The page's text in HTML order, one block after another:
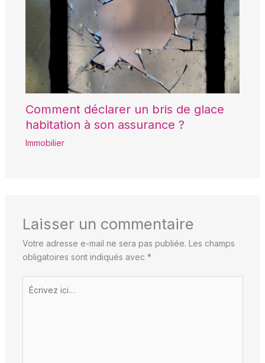
Comment déclarer un bris de glace
habitation à son assurance ?
Immobilier
Laisser un commentaire
Votre adresse e-mail ne sera pas publiée. Les champs
obligatoires sont indiqués avec *
ici…